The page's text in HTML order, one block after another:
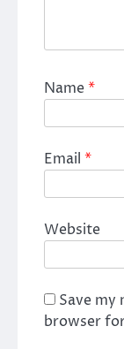
Name*
Email *
Website
Save my
browser